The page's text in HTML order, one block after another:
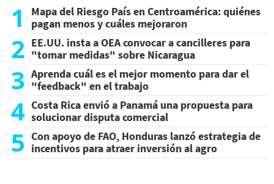
1
Mapa del Riesgo País en Centroamérica: quiénes
pagan menos y cuáles mejoraron
2 EE.UU. insta a OEA convocar a cancilleres para
"tomar medidas" sobre Nicaragua
3 Aprenda cuál es el mejor momento para dar el
"feedback" en el trabajo
4 Costa Rica envió a Panamá una propuesta para
solucionar disputa comercial
5 Con apoyo de FAO, Honduras lanzó estrategia de
incentivos para atraer inversión al agro